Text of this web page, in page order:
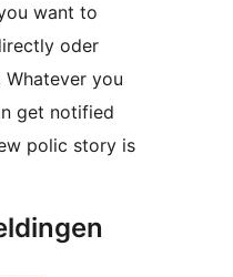
want to
oder
you
get notified
polic story is